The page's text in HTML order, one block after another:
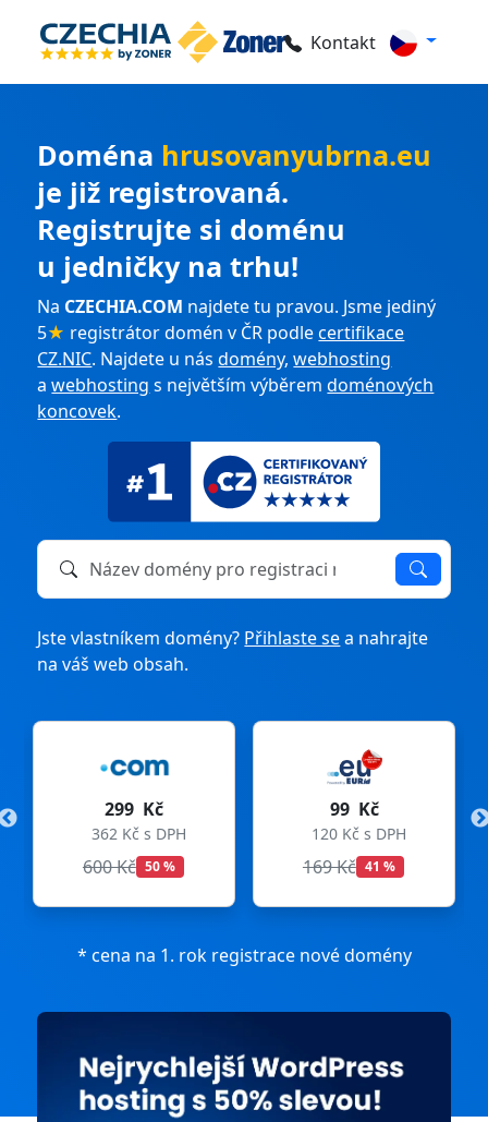
Kontakt
Doména hrusovanyubrna.eu
je již registrovaná.
Registrujte si doménu
u jedničky na trhu!
Na CZECHIA.COM najdete tu pravou. Jsme jediný
5★ registrátor domén v ČR podlecertifikace
CZ.NIC. Najdete u násdomény,webhosting
awebhosting s největším výběremdoménových
koncovek.
Název domény k registraci nebo převodu
Jste vlastníkem domény? Přihlaste sea nahrajte
na váš web obsah.
299 Kč
362 Kč s DPH
600 Kč 50 %
99 Kč
120 Kč s DPH
169 Kč 41 %
* cena na 1. rok registrace nové domény